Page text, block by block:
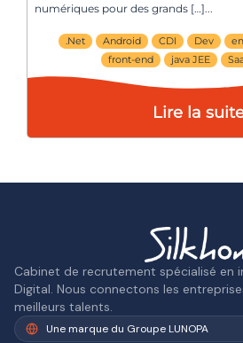
numériques pour des grands […]
.Net Android CDI Dev
front-end
java JEE
Lire la
Cabinet de recrutement spécialisé en
Digital. Nous connectons les
meilleurs talents.
Une marque du Groupe LUNOPA